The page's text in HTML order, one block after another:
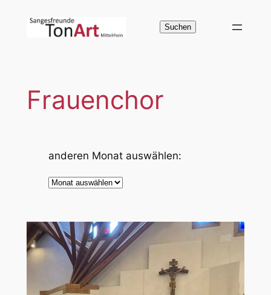
Suchen
Suchen
Frauenchor
anderen Monat auswählen:
A
h
i